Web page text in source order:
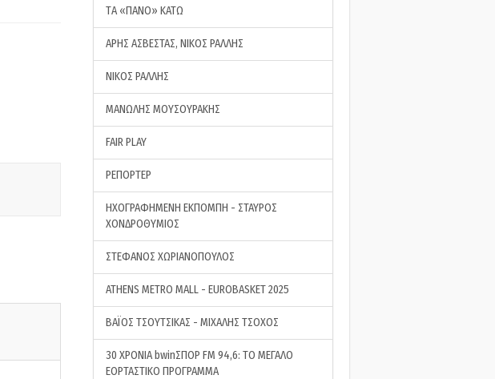
ΤA «ΠΑΝΟ» ΚΑΤΩ
ΑΡΗΣ ΑΣΒΕΣΤΑΣ, ΝΙΚΟΣ ΡΑΛΛΗΣ
ΝΙΚΟΣ ΡΑΛΛΗΣ
ΜΑΝΩΛΗΣ ΜΟΥΣΟΥΡΑΚΗΣ
FAIR PLAY
ΡΕΠΟΡΤΕΡ
ΗΧΟΓΡΑΦΗΜΕΝΗ ΕΚΠΟΜΠΗ - ΣΤΑΥΡΟΣ
ΧΟΝΔΡΟΘΥΜΙΟΣ
ΣΤΕΦΑΝΟΣ ΧΩΡΙΑΝΟΠΟΥΛΟΣ
ATHENS METRO MALL - EUROBASKET 2025
ΒΑΪΟΣ ΤΣΟΥΤΣΙΚΑΣ - ΜΙΧΑΛΗΣ ΤΣΟΧΟΣ
30 ΧΡΟΝΙΑ bwinΣΠΟΡ FM 94,6: ΤΟ ΜΕΓΑΛΟ
ΕΟΡΤΑΣΤΙΚΟ ΠΡΟΓΡΑΜΜΑ